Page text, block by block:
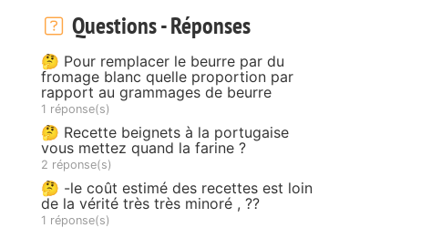
Questions - Réponses
🤔 Pour remplacer le beurre par du
fromage blanc quelle proportion par
rapport au grammages de beurre
1 réponse(s)
🤔 Recette beignets à la portugaise
vous mettez quand la farine ?
2 réponse(s)
🤔 -le coût estimé des recettes est loin
de la vérité très très minoré , ??
1 réponse(s)